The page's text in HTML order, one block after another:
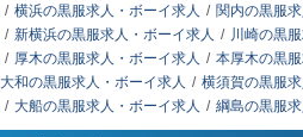
横浜の黒服求人・ボーイ求人 関内の黒服
新横浜の黒服求人・ボーイ求人 川崎の黒
厚木の黒服求人・ボーイ求人 本厚木の黒
大和の黒服求人・ボーイ求人 横須賀の黒服
大船の黒服求人・ボーイ求人 綱島の黒服